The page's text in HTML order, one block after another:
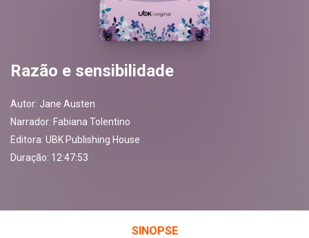
Razão e sensibilidade
Autor: Jane Austen
Narrador: Fabiana Tolentino
Editora: UBK Publishing House
Duração: 12:47:53
SINOPSE